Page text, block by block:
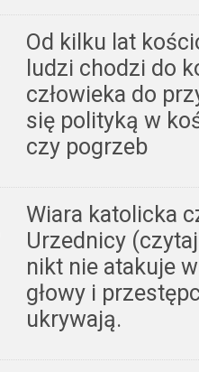
Od kilku lat
ludzi chodzi do
człowieka do
się polityką w
czy pogrzeb
Wiara katolicka
Urzednicy
nikt nie atakuje
głowy i
ukrywają.